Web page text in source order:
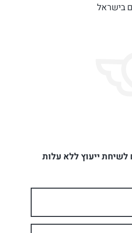
בישראל
ייעוץ ללא עלות